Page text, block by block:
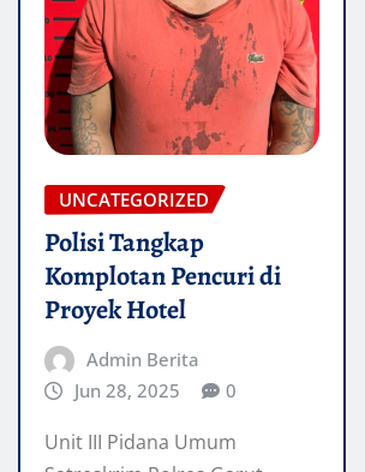
UNCATEGORIZED
Polisi Tangkap
Komplotan Pencuri di
Proyek Hotel
Admin Berita
Jun 28, 2025
0
Unit III Pidana Umum